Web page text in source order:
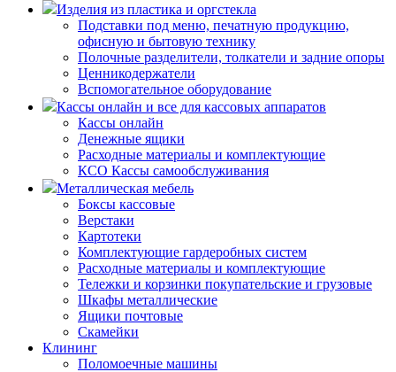
Изделия из пластика и оргстекла
Подставки под меню, печатную продукцию,
офисную и бытовую технику
Полочные разделители, толкатели и задние опоры
Ценникодержатели
Вспомогательное оборудование
Кассы онлайн и все для кассовых аппаратов
Кассы онлайн
Денежные ящики
Расходные материалы и комплектующие
КСО Кассы самообслуживания
Металлическая мебель
Боксы кассовые
Верстаки
Картотеки
Комплектующие гардеробных систем
Расходные материалы и комплектующие
Тележки и корзинки покупательские и грузовые
Шкафы металлические
Ящики почтовые
Скамейки
Клининг
Поломоечные машины